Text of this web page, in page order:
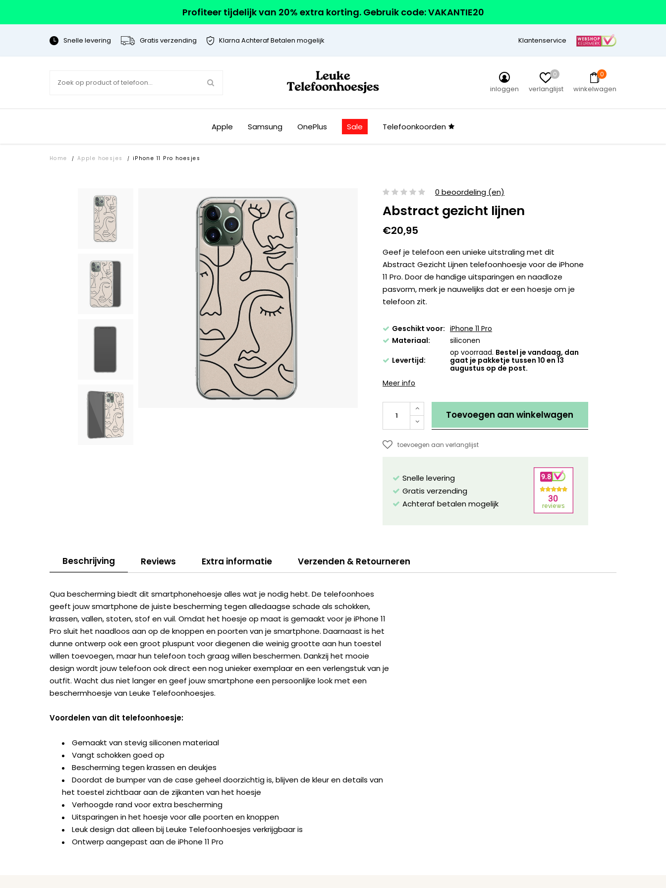
Profiteer tijdelijk van 20% extra korting. Gebruik code: VAKANTIE20
Snelle levering Gratis verzending Klarna Achteraf Betalen mogelijk Klantenservice
inloggen
0
verlanglijst
0
winkelwagen
Apple Samsung OnePlus Sale Telefoonkoorden
Home / Apple hoesjes / iPhone 11 Pro hoesjes
0 beoordeling (en)
Abstract gezicht lijnen
€20,95
Geef je telefoon een unieke uitstraling met dit
Abstract Gezicht Lijnen telefoonhoesje voor de iPhone
11 Pro. Door de handige uitsparingen en naadloze
pasvorm, merk je nauwelijks dat er een hoesje om je
telefoon zit.
Geschikt voor: iPhone 11 Pro
Materiaal:
siliconen
Levertijd:
op voorraad. Bestel je vandaag, dan
gaat je pakketje tussen 10 en 13
augustus op de post.
Meer info
Toevoegen aan winkelwagen
toevoegen aan verlanglijst
Snelle levering
Gratis verzending
Achteraf betalen mogelijk
Beschrijving Reviews Extra informatie Verzenden & Retourneren
Qua bescherming biedt dit smartphonehoesje alles wat je nodig hebt. De telefoonhoes
geeft jouw smartphone de juiste bescherming tegen alledaagse schade als schokken,
krassen, vallen, stoten, stof en vuil. Omdat het hoesje op maat is gemaakt voor je iPhone 11
Pro sluit het naadloos aan op de knoppen en poorten van je smartphone. Daarnaast is het
dunne ontwerp ook een groot pluspunt voor diegenen die weinig grootte aan hun toestel
willen toevoegen, maar hun telefoon toch graag willen beschermen. Dankzij het mooie
design wordt jouw telefoon ook direct een nog unieker exemplaar en een verlengstuk van je
outfit. Wacht dus niet langer en geef jouw smartphone een persoonlijke look met een
beschermhoesje van Leuke Telefoonhoesjes.
Voordelen van dit telefoonhoesje:
Gemaakt van stevig siliconen materiaal
Vangt schokken goed op
Bescherming tegen krassen en deukjes
Doordat de bumper van de case geheel doorzichtig is, blijven de kleur en details van
het toestel zichtbaar aan de zijkanten van het hoesje
Verhoogde rand voor extra bescherming
Uitsparingen in het hoesje voor alle poorten en knoppen
Leuk design dat alleen bij Leuke Telefoonhoesjes verkrijgbaar is
Ontwerp aangepast aan de iPhone 11 Pro